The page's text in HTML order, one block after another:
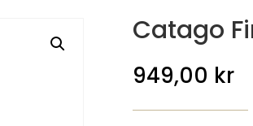
Catago
949,00 kr